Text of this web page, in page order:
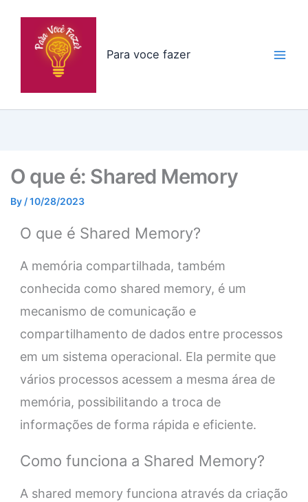
Para voce fazer
O que é: Shared Memory
By /10/28/2023
O que é Shared Memory?
A memória compartilhada, também
conhecida como shared memory, é um
mecanismo de comunicação e
compartilhamento de dados entre processos
em um sistema operacional. Ela permite que
vários processos acessem a mesma área de
memória, possibilitando a troca de
informações de forma rápida e eficiente.
Como funciona a Shared Memory?
A shared memory funciona através da criação